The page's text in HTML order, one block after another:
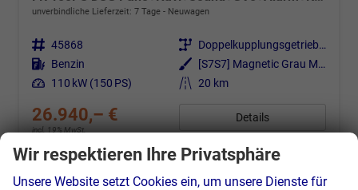
unverbindliche Lieferzeit: 7 Tage Neuwagen
Fahrzeugnr. 45868 Getriebe
Doppelkupplungsgetriebe (DSG)
Kraftstoff Benzin Außenfarbe
[S7S7] Magnetic Grau Metallic
Leistung 110 kW (150 PS) Kilometerstand 20 km
26.940,– €
incl. 19% MwSt.
Details
Verbrauch kombiniert:6,10 l/100km
CO -Klasse: E
CO2 -Emissionen: 139,00 g/km
Wir respektieren Ihre Privatsphäre
Unsere Website setzt Cookies ein, um unsere Dienste für